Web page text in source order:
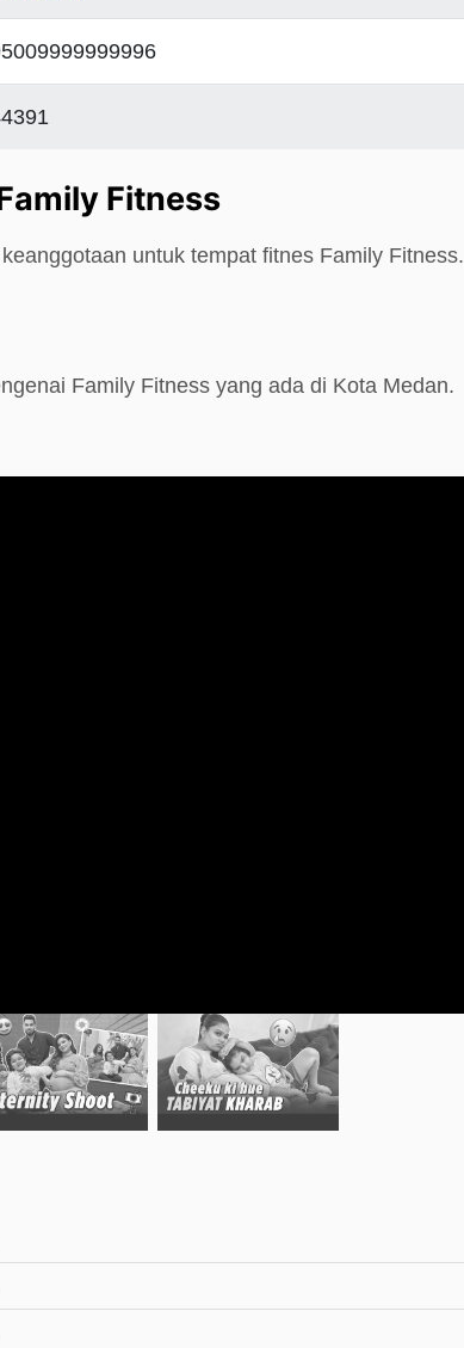
Fitness
untuk tempat fitnes Family Fitness.
Family Fitness yang ada di Kota Medan.